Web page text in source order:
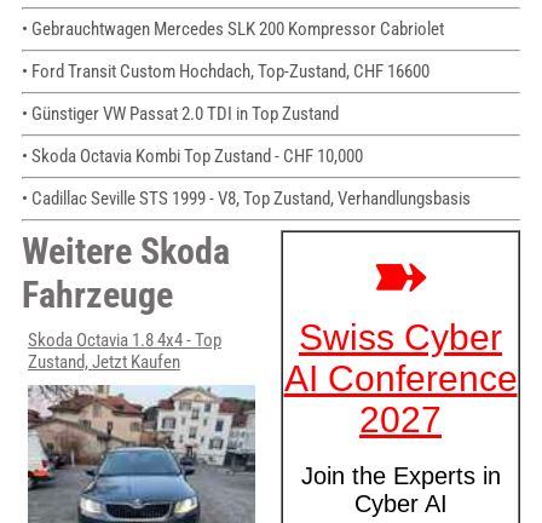
• Gebrauchtwagen Mercedes SLK 200 Kompressor Cabriolet
• Ford Transit Custom Hochdach, Top-Zustand, CHF 16600
• Günstiger VW Passat 2.0 TDI in Top Zustand
• Skoda Octavia Kombi Top Zustand - CHF 10,000
• Cadillac Seville STS 1999 - V8, Top Zustand, Verhandlungsbasis
Weitere Skoda
Fahrzeuge
Skoda Octavia 1.8 4x4 - Top
Zustand, Jetzt Kaufen